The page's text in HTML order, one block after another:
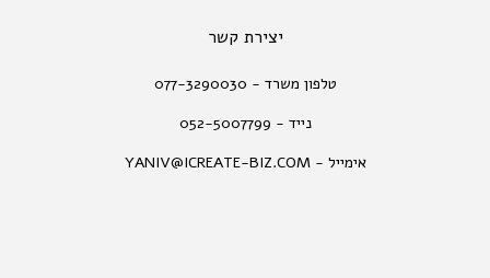
יצירת קשר
טלפון משרד - 077-3290030
נייד - 052-5007799
אימייל - YANIV@ICREATE-BIZ.COM